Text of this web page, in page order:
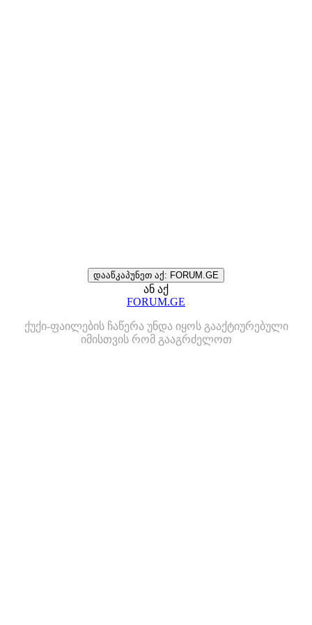
დააწკაპუნეთ აქ: FORUM.GE
ან აქ
FORUM.GE
ქუქი-ფაილების ჩაწერა უნდა იყოს გააქტიურებული
იმისთვის რომ გააგრძელოთ